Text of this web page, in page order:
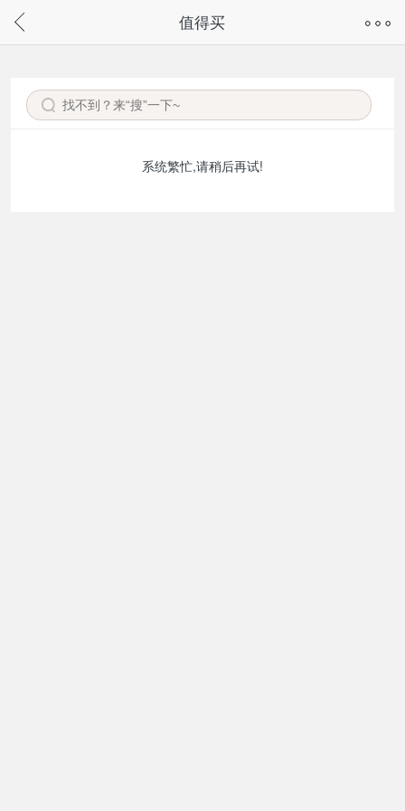
请通过微信或支付宝搜“奇兔客小程序”访问
值得买
系统繁忙,请稍后再试!